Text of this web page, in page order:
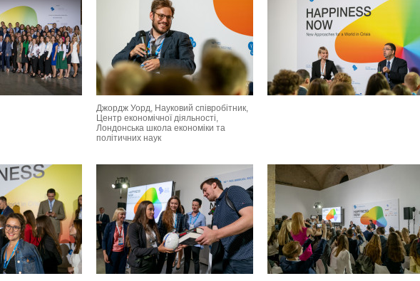
Джордж Уорд, Науковий співробітник,
Центр економічної діяльності,
Лондонська школа економіки та
політичних наук